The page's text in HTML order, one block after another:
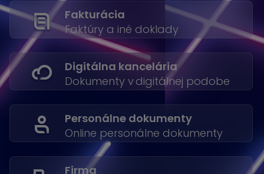
Fakturácia
Faktúry a iné doklady
Digitálna kancelária
Dokumenty v digitálnej podobe
Personálne dokumenty
Online personálne dokumenty
Firma